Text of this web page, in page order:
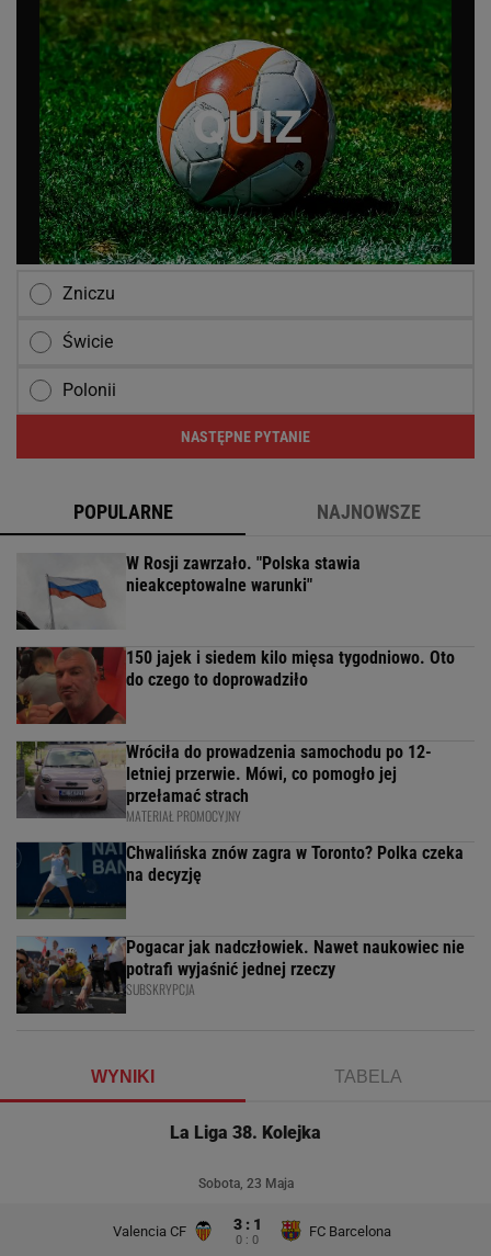
Zniczu
Świcie
Polonii
NASTĘPNE PYTANIE
POPULARNE NAJNOWSZE
W Rosji zawrzało. "Polska stawia
nieakceptowalne warunki"
150 jajek i siedem kilo mięsa tygodniowo. Oto
do czego to doprowadziło
Wróciła do prowadzenia samochodu po 12-
letniej przerwie. Mówi, co pomogło jej
przełamać strach
MATERIAŁ PROMOCYJNY
Chwalińska znów zagra w Toronto? Polka czeka
na decyzję
Pogacar jak nadczłowiek. Nawet naukowiec nie
potrafi wyjaśnić jednej rzeczy
SUBSKRYPCJA
WYNIKI TABELA
La Liga 38. Kolejka
Sobota, 23 Maja
Valencia CF 3 : 1
0 : 0
FC Barcelona